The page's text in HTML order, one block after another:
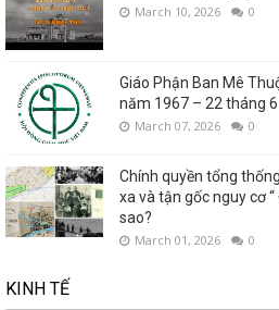
March 10, 2026 0
Giáo Phận Ban Mê
năm 1967 – 22 tháng
March 07, 2026 0
Chính quyền tổng
xa và tận gốc nguy cơ
sao?
March 01, 2026 0
KINH TẾ